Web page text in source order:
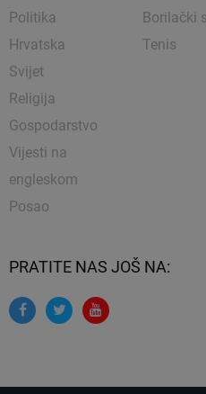
Politika
Hrvatska
Svijet
Religija
Gospodarstvo
Vijesti na
engleskom
Posao
Borilački
Tenis
PRATITE NAS JOŠ NA: